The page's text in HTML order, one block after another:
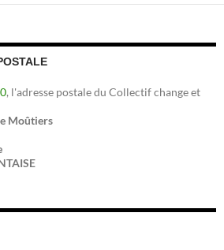
, l'adresse postale du Collectif change et
Moûtiers